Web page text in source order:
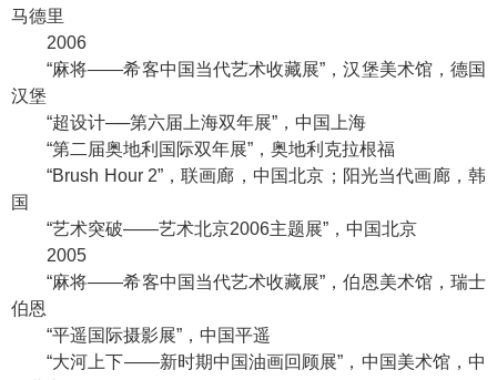
马德里
2006
“麻将——希客中国当代艺术收藏展”，汉堡美术馆，德国
汉堡
“超设计──第六届上海双年展”，中国上海
“第二届奥地利国际双年展”，奥地利克拉根福
“Brush Hour 2”，联画廊，中国北京；阳光当代画廊，韩
国
“艺术突破——艺术北京2006主题展”，中国北京
2005
“麻将——希客中国当代艺术收藏展”，伯恩美术馆，瑞士
伯恩
“平遥国际摄影展”，中国平遥
“大河上下——新时期中国油画回顾展”，中国美术馆，中